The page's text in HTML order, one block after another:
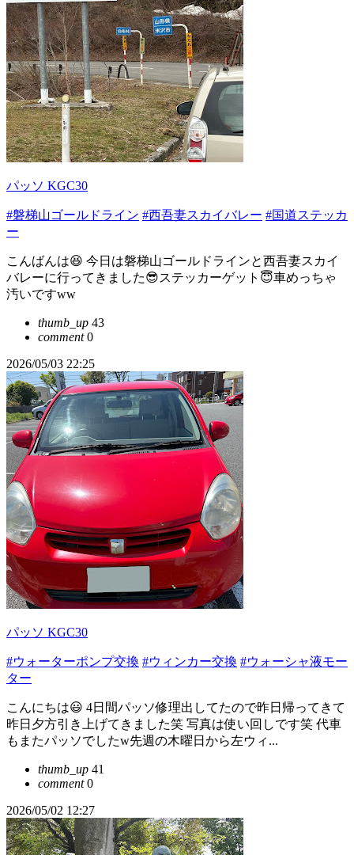
パッソ KGC30
#磐梯山ゴールドライン #西吾妻スカイバレー #国道ステッカ
ー
こんばんは😆 今日は磐梯山ゴールドラインと西吾妻スカイ
バレーに行ってきました😎ステッカーゲット😇車めっちゃ
汚いですww
thumb_up 43
comment0
2026/05/03 22:25
パッソ KGC30
#ウォーターポンプ交換 #ウィンカー交換 #ウォーシャ液モー
ター
こんにちは😃 4日間パッソ修理出してたので昨日帰ってきて
昨日夕方引き上げてきました笑 写真は使い回しです笑 代車
もまたパッソでしたw先週の木曜日から左ウィ...
thumb_up 41
comment0
2026/05/02 12:27